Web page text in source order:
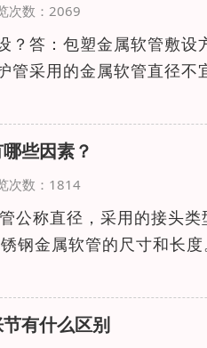
次数：2069
？答：包塑金属软管敷设
管采用的金属软管直径
些因素？
次数：1814
公称直径，采用的接头
钢金属软管的尺寸和长
有什么区别